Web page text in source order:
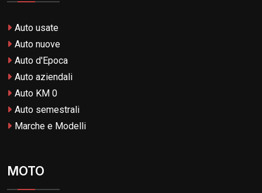
Auto usate
Auto nuove
Auto d'Epoca
Auto aziendali
Auto KM 0
Auto semestrali
Marche e Modelli
MOTO